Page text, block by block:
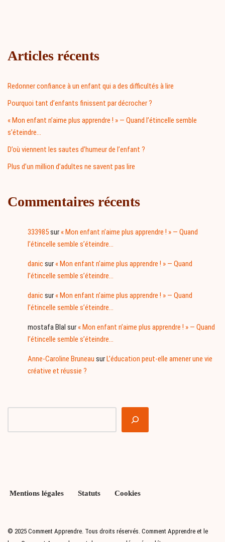
Articles récents
Redonner confiance à un enfant qui a des difficultés à lire
Pourquoi tant d’enfants finissent par décrocher ?
« Mon enfant n’aime plus apprendre ! » — Quand l’étincelle semble
s’éteindre…
D’où viennent les sautes d’humeur de l’enfant ?
Plus d’un million d’adultes ne savent pas lire
Commentaires récents
333985sur « Mon enfant n’aime plus apprendre ! » — Quand
l’étincelle semble s’éteindre…
danic sur « Mon enfant n’aime plus apprendre ! » — Quand
l’étincelle semble s’éteindre…
danic sur « Mon enfant n’aime plus apprendre ! » — Quand
l’étincelle semble s’éteindre…
mostafa Blal sur « Mon enfant n’aime plus apprendre ! » — Quand
l’étincelle semble s’éteindre…
Anne-Caroline Bruneau surL’éducation peut-elle amener une vie
créative et réussie ?
Mentions légales Statuts Cookies
© 2025 Comment Apprendre. Tous droits réservés. Comment Apprendre et le